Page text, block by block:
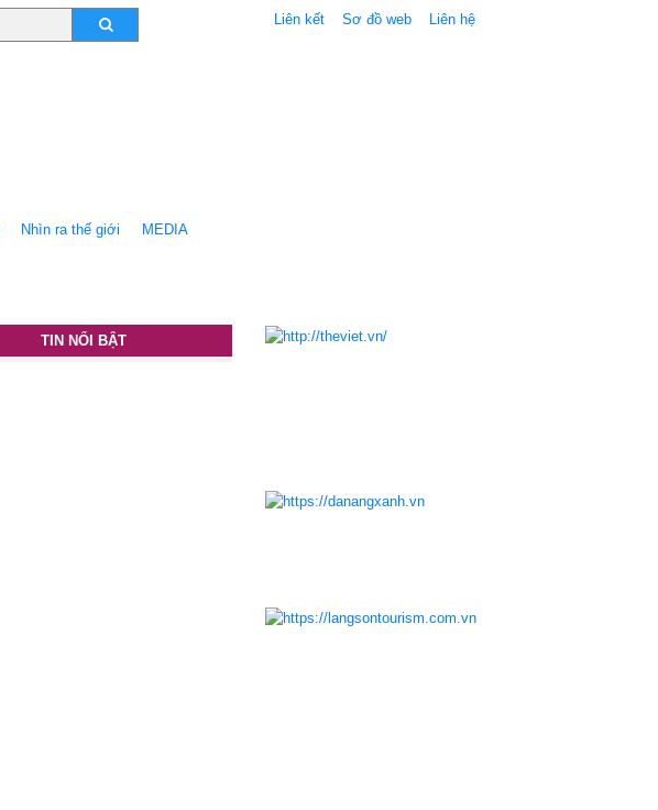
Liên kết Sơ đồ web Liên hệ
Nhìn ra thế giới MEDIA
TIN NỔI BẬT